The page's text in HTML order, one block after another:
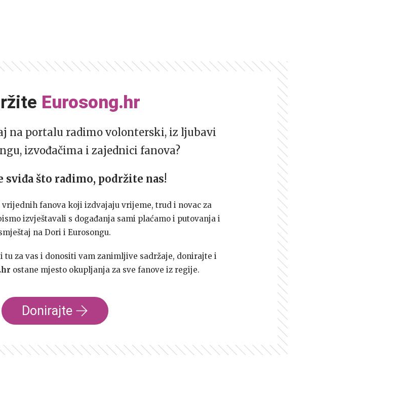
Eurosong.hr
na portalu radimo volonterski, iz ljubavi
izvođačima i zajednici fanova?
sviđa što radimo, podržite nas!
vrijednih fanova koji izdvajaju vrijeme, trud i novac za
izvještavali s događanja sami plaćamo i putovanja i
na Dori i Eurosongu.
tu za vas i donositi vam zanimljive sadržaje, donirajte i
ostane mjesto okupljanja za sve fanove iz regije.
Donirajte